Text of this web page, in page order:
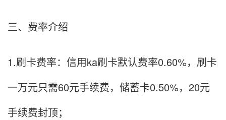
三、费率介绍
1.刷卡费率：信用ka刷卡默认费率0.60%，刷卡
一万元只需60元手续费，储蓄卡0.50%，20元
手续费封顶；